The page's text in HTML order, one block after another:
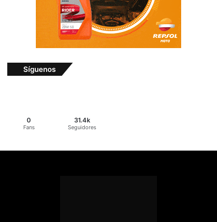
Síguenos
0
Fans
31.4k
Seguidores